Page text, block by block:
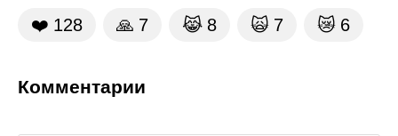
❤️ 128 🙏 7 😹 8 🙀 7 😿 6
Комментарии